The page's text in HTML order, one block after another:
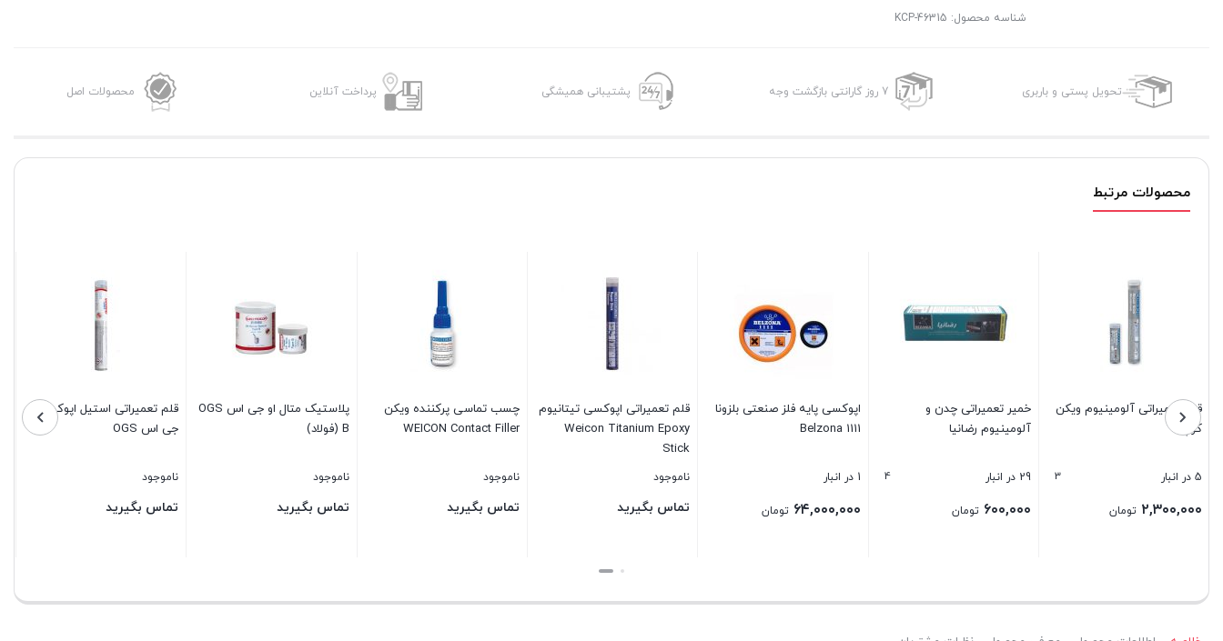
شناسه محصول: KCP-46315
تحویل پستی و باربری 7 روز گارانتی بازگشت وجه پشتیبانی همیشگی پرداخت آنلاین محصولات اصل
محصولات مرتبط
قلم تعمیراتی آلومینیوم ویکن
کوچک
5 در انبار 3
۲,۳۰۰,۰۰۰ تومان
خمیر تعمیراتی چدن و
آلومینیوم رضانیا
29 در انبار 4
۶۰۰,۰۰۰ تومان
اپوکسی پایه فلز صنعتی بلزونا
Belzona 1111
1 در انبار
۶۴,۰۰۰,۰۰۰ تومان
قلم تعمیراتی اپوکسی تیتانیوم
Weicon Titanium Epoxy
Stick
ناموجود
تماس بگیرید
چسب تماسی پرکننده ویکن
WEICON Contact Filler
ناموجود
تماس بگیرید
پلاستیک متال او جی اس OGS
B (فولاد)
ناموجود
تماس بگیرید
قلم تعمیراتی استیل اپوکسی او
جی اس OGS
ناموجود
تماس بگیرید